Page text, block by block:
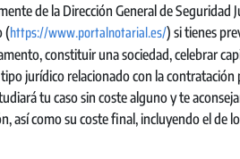
de la Dirección General de Seguridad
(https://www.portalnotarial.es/) si tienes
constituir una sociedad, celebrar
jurídico relacionado con la contratación
tu caso sin coste alguno y te
así como su coste final, incluyendo el de